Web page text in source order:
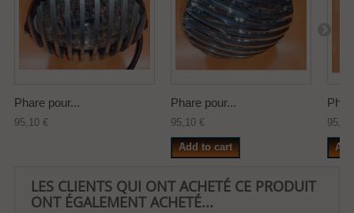
Phare pour...
95,10 €
Phare pour...
95,10 €
Add to cart
LES CLIENTS QUI ONT ACHETÉ CE PRODUIT
ONT ÉGALEMENT ACHETÉ...